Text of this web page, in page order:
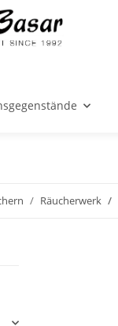
Räucherwerk